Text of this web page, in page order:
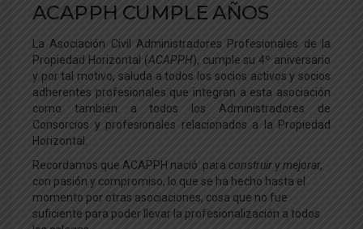
ACAPPH CUMPLE AÑOS
La Asociación Civil Administradores Profesionales de la
Propiedad Horizontal (ACAPPH), cumple su 4º aniversario
y por tal motivo, saluda a todos los socios activos y socios
adherentes profesionales que integran a esta asociación
como también a todos los Administradores de
Consorcios y profesionales relacionados a la Propiedad
Horizontal.
Recordamos que ACAPPH nació para construirymejorar,
con pasión y compromiso, lo que se ha hecho hasta el
momento por otras asociaciones, cosa que no fue
suficiente para poder llevar la profesionalización a todos